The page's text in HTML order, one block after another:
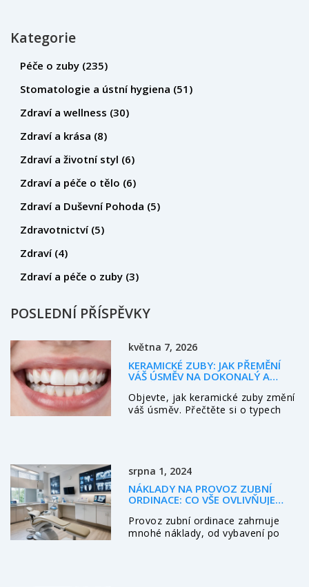
Kategorie
Péče o zuby (235)
Stomatologie a ústní hygiena (51)
Zdraví a wellness (30)
Zdraví a krása (8)
Zdraví a životní styl (6)
Zdraví a péče o tělo (6)
Zdraví a Duševní Pohoda (5)
Zdravotnictví (5)
Zdraví (4)
Zdraví a péče o zuby (3)
POSLEDNÍ PŘÍSPĚVKY
května 7, 2026
KERAMICKÉ ZUBY: JAK PŘEMĚNÍ
VÁŠ ÚSMĚV NA DOKONALÝ A
DO SEBE
Objevte, jak keramické zuby změní
váš úsměv. Přečtěte si o typech
srpna 1, 2024
NÁKLADY NA PROVOZ ZUBNÍ
ORDINACE: CO VŠE OVLIVŇUJE
Provoz zubní ordinace zahrnuje
mnohé náklady, od vybavení po